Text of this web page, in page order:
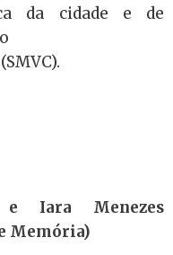
da cidade e de
e Iara Menezes
Memória)